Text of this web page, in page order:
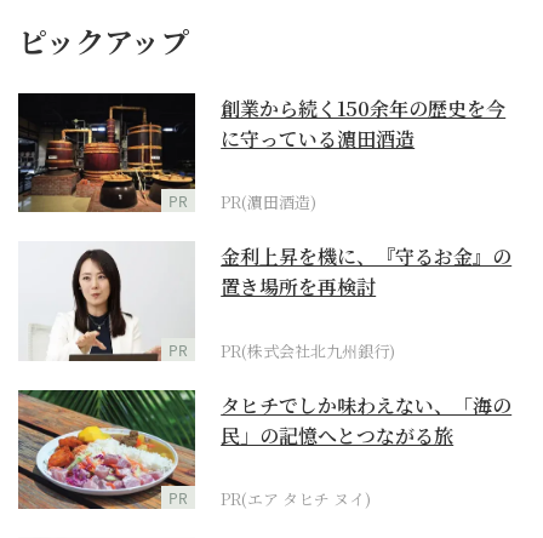
ピックアップ
PR
創業から続く150余年の歴史を今
に守っている濵田酒造
PR(濵田酒造)
PR
金利上昇を機に、『守るお金』の
置き場所を再検討
PR(株式会社北九州銀行)
PR
タヒチでしか味わえない、「海の
民」の記憶へとつながる旅
PR(エア タヒチ ヌイ)